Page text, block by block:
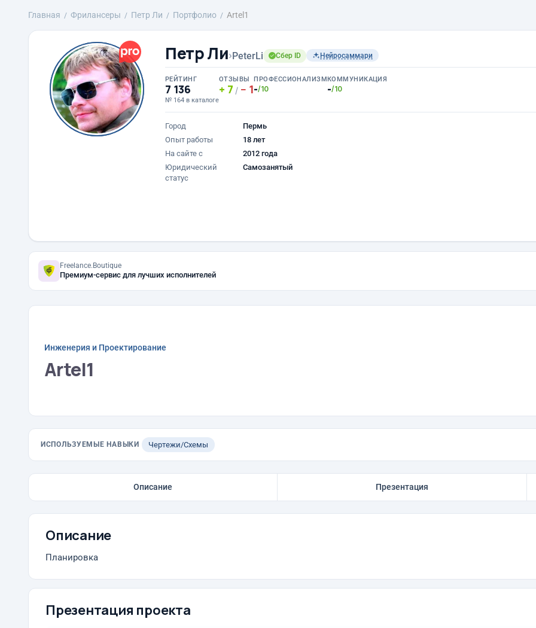
Главная Фрилансеры Петр Ли Портфолио Artel1
Петр Ли›PeterLi Сбер ID Нейросаммари
РЕЙТИНГ
7 136
№ 164 в каталоге
ОТЗЫВЫ
7 / 1
ПРОФЕССИОНАЛИЗМ
-/10
КОММУНИКАЦИЯ
-/10
Город
Пермь
Опыт работы
18 лет
На сайте с
2012 года
Юридический
статус
Самозанятый
Freelance.Boutique
Премиум-сервис для лучших исполнителей
Инженерия и Проектирование
Artel1
ИСПОЛЬЗУЕМЫЕ НАВЫКИ Чертежи/Схемы
Описание Презентация
Описание
Планировка
Презентация проекта